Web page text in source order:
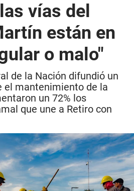
vías del
están en
o malo"
de la Nación difundió un
el mantenimiento de la
un 72% los
que une a Retiro con